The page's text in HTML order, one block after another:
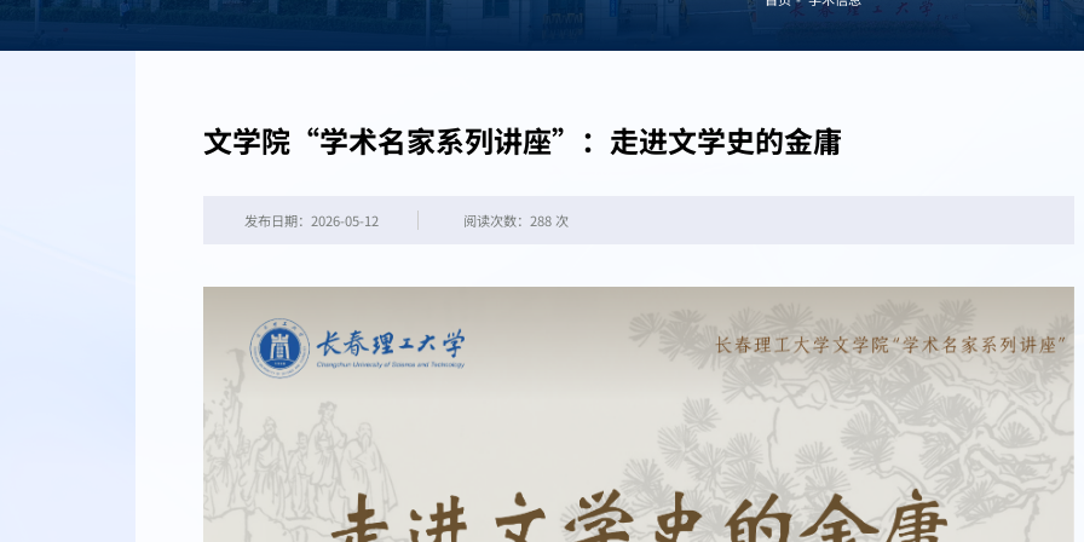
文学院“学术名家系列讲座”：走进文学史的金庸
发布日期：2026-05-12 阅读次数： 288 次